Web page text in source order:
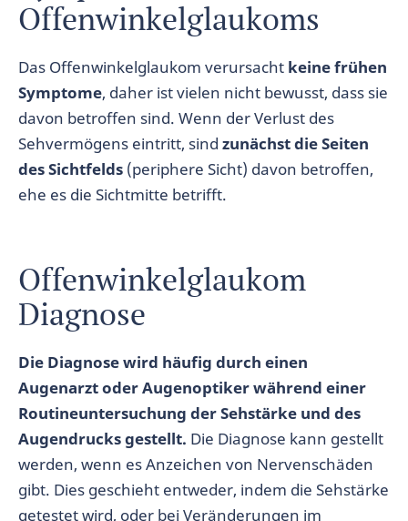
Offenwinkelglaukoms
Das Offenwinkelglaukom verursacht keine frühen
Symptome, daher ist vielen nicht bewusst, dass sie
davon betroffen sind. Wenn der Verlust des
Sehvermögens eintritt, sind zunächst die Seiten
des Sichtfelds (periphere Sicht) davon betroffen,
ehe es die Sichtmitte betrifft.
Offenwinkelglaukom
Diagnose
Die Diagnose wird häufig durch einen
Augenarzt oder Augenoptiker während einer
Routineuntersuchung der Sehstärke und des
Augendrucks gestellt. Die Diagnose kann gestellt
werden, wenn es Anzeichen von Nervenschäden
gibt. Dies geschieht entweder, indem die Sehstärke
getestet wird, oder bei Veränderungen im